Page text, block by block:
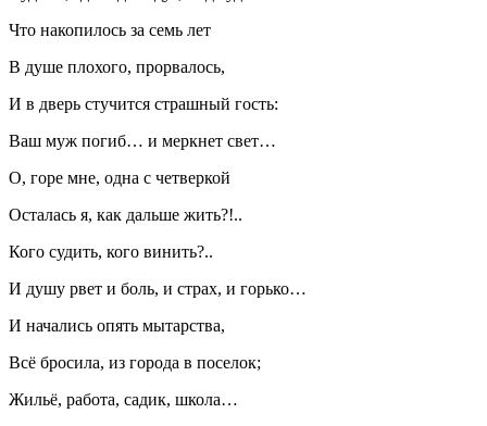
Что накопилось за семь лет
В душе плохого, прорвалось,
И в дверь стучится страшный гость:
Ваш муж погиб… и меркнет свет…
О, горе мне, одна с четверкой
Осталась я, как дальше жить?!..
Кого судить, кого винить?..
И душу рвет и боль, и страх, и горько…
И начались опять мытарства,
Всё бросила, из города в поселок;
Жильё, работа, садик, школа…